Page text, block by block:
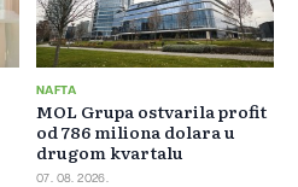
NAFTA
MOL Grupa ostvarila profit
od 786 miliona dolara u
drugom kvartalu
07. 08. 2026.